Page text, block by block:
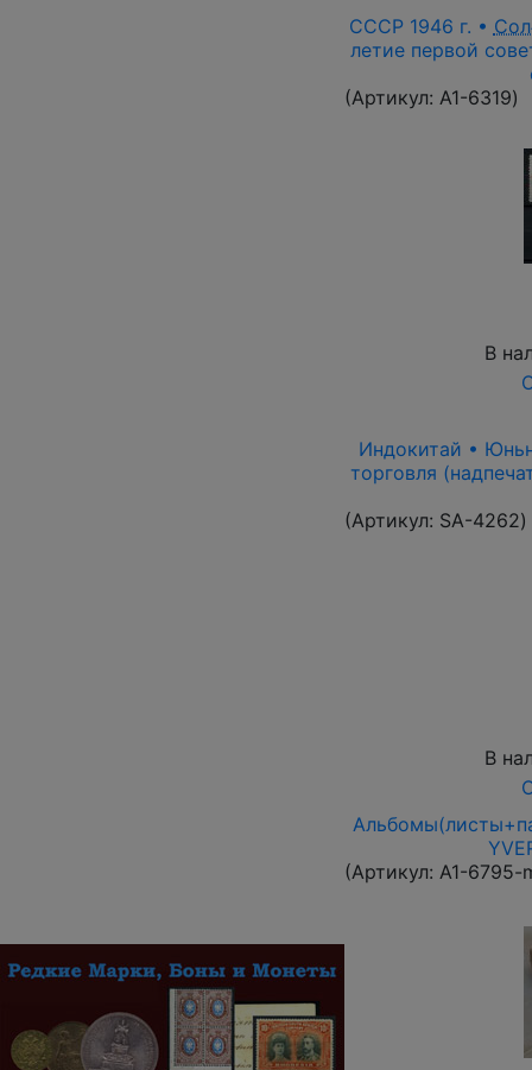
СССР 1946 г. •
летие первой
(Артикул: A1-6319)
В
Индокитай •
торговля
(Артикул: SA-4262)
В
(Артикул: A1-6795-